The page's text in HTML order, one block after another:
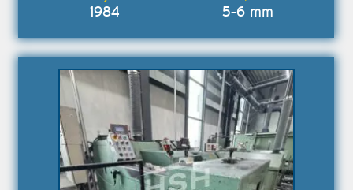
1984 5-6 mm